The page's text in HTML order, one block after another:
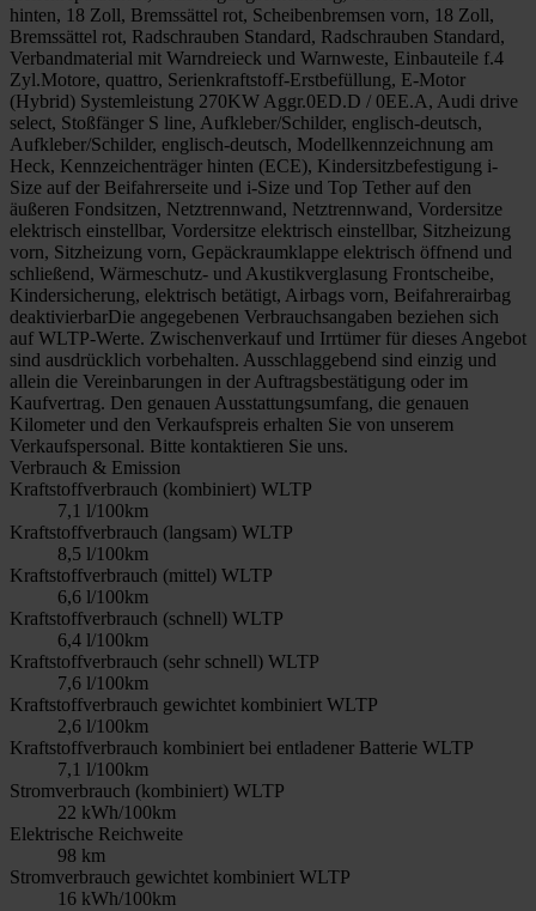
hinten, 18 Zoll, Bremssättel rot, Scheibenbremsen vorn, 18 Zoll,
Bremssättel rot, Radschrauben Standard, Radschrauben Standard,
Verbandmaterial mit Warndreieck und Warnweste, Einbauteile f.4
Zyl.Motore, quattro, Serienkraftstoff-Erstbefüllung, E-Motor
(Hybrid) Systemleistung 270KW Aggr.0ED.D / 0EE.A, Audi drive
select, Stoßfänger S line, Aufkleber/Schilder, englisch-deutsch,
Aufkleber/Schilder, englisch-deutsch, Modellkennzeichnung am
Heck, Kennzeichenträger hinten (ECE), Kindersitzbefestigung i-
Size auf der Beifahrerseite und i-Size und Top Tether auf den
äußeren Fondsitzen, Netztrennwand, Netztrennwand, Vordersitze
elektrisch einstellbar, Vordersitze elektrisch einstellbar, Sitzheizung
vorn, Sitzheizung vorn, Gepäckraumklappe elektrisch öffnend und
schließend, Wärmeschutz- und Akustikverglasung Frontscheibe,
Kindersicherung, elektrisch betätigt, Airbags vorn, Beifahrerairbag
deaktivierbarDie angegebenen Verbrauchsangaben beziehen sich
auf WLTP-Werte. Zwischenverkauf und Irrtümer für dieses Angebot
sind ausdrücklich vorbehalten. Ausschlaggebend sind einzig und
allein die Vereinbarungen in der Auftragsbestätigung oder im
Kaufvertrag. Den genauen Ausstattungsumfang, die genauen
Kilometer und den Verkaufspreis erhalten Sie von unserem
Verkaufspersonal. Bitte kontaktieren Sie uns.
Verbrauch & Emission
Kraftstoffverbrauch (kombiniert) WLTP
7,1 l/100km
Kraftstoffverbrauch (langsam) WLTP
8,5 l/100km
Kraftstoffverbrauch (mittel) WLTP
6,6 l/100km
Kraftstoffverbrauch (schnell) WLTP
6,4 l/100km
Kraftstoffverbrauch (sehr schnell) WLTP
7,6 l/100km
Kraftstoffverbrauch gewichtet kombiniert WLTP
2,6 l/100km
Kraftstoffverbrauch kombiniert bei entladener Batterie WLTP
7,1 l/100km
Stromverbrauch (kombiniert) WLTP
22 kWh/100km
Elektrische Reichweite
98 km
Stromverbrauch gewichtet kombiniert WLTP
16 kWh/100km